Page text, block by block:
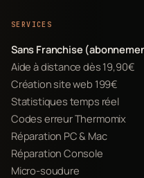
SERVICES
Sans Franchise
Aide à distance dès 19,90€
Création site web 199€
Statistiques temps réel
Codes erreur Thermomix
Réparation PC & Mac
Réparation Console
Micro-soudure